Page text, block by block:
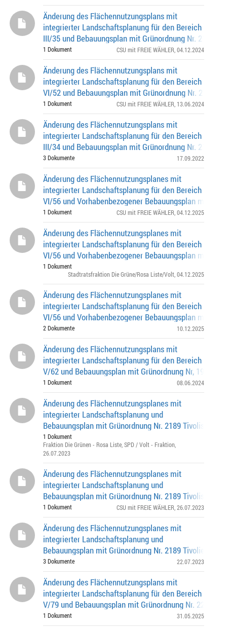
Änderung des Flächennutzungsplans mit
integrierter Landschaftsplanung für den Bereich
III/35 und Bebauungsplan mit Grünordnung Nr. 2196
Siemensallee (südlich), Garatshausener Straße
1 Dokument CSU mit FREIE WÄHLER , 04.12.2024
Änderung des Flächennutzungsplans mit
integrierter Landschaftsplanung für den Bereich
VI/52 und Bebauungsplan mit Grünordnung Nr. 2194
amerikanische Siedlung am Perlacher Forst zwisch
1 Dokument CSU mit FREIE WÄHLER , 13.06.2024
Änderung des Flächennutzungsplans mit
integrierter Landschaftsplanung für den Bereich
III/34 und Bebauungsplan mit Grünordnung Nr. 2180
Preißinger-Str. (westlich und nördlich), Schäftlarnst
3 Dokumente 17.09.2022
Änderung des Flächennutzungsplanes mit
integrierter Landschaftsplanung für den Bereich
VI/56 und Vorhabenbezogener Bebauungsplan mit
Nr. 2203 Stephensonplatz Schneckestraße (südlich),
1 Dokument CSU mit FREIE WÄHLER , 04.12.2025
Änderung des Flächennutzungsplanes mit
integrierter Landschaftsplanung für den Bereich
VI/56 und Vorhabenbezogener Bebauungsplan mit
Nr. 2203 Stephensonplatz Schneckestraße (südlich),
1 Dokument
Stadtratsfraktion Die Grüne/Rosa Liste/Volt , 04.12.2025
Änderung des Flächennutzungsplanes mit
integrierter Landschaftsplanung für den Bereich
VI/56 und Vorhabenbezogener Bebauungsplan mit
Nr. 2203 Stephensonplatz, Schneckestraße (südlich)
2 Dokumente 10.12.2025
Änderung des Flächennutzungsplans mit
integrierter Landschaftsplanung für den Bereich
V/62 und Bebauungsplan mit Grünordnung Nr, 1939e
Rösch-Straße (südlich), Schleißheimer Straße (westli
1 Dokument 08.06.2024
Änderung des Flächennutzungsplanes mit
integrierter Landschaftsplanung und
Bebauungsplan mit Grünordnung Nr. 2189 Tivolistraße
(nördlich), Englischer Garten (östlich), Isarring
1 Dokument
Fraktion Die Grünen - Rosa Liste SPD / Volt - Fraktion
26.07.2023
Änderung des Flächennutzungsplanes mit
integrierter Landschaftsplanung und
Bebauungsplan mit Grünordnung Nr. 2189 Tivolistraße
(nördlich), Englischer Garten (östlich), Isarring
1 Dokument CSU mit FREIE WÄHLER , 26.07.2023
Änderung des Flächennutzungsplanes mit
integrierter Landschaftsplanung und
Bebauungsplan mit Grünordnung Nr. 2189 Tivoliestraße
(nördlich), Englischer Garten (östlich), Isarring
3 Dokumente 22.07.2023
Änderung des Flächennutzungsplans mit
integrierter Landschaftsplanung für den Bereich
V/79 und Bebauungsplan mit Grünordnung Nr. 2200
Wessel-Bogen (östlich), Maria-Probst-Str. (nördlich, w
1 Dokument 31.05.2025